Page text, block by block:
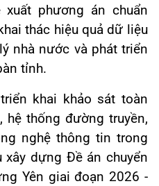
phương án chuẩn
thác hiệu quả dữ liệu
nhà nước và phát triển
tỉnh.
khai khảo sát toàn
hệ thống đường truyền,
nghệ thông tin trong
dựng Đề án chuyển
Yên giai đoạn 2026 -